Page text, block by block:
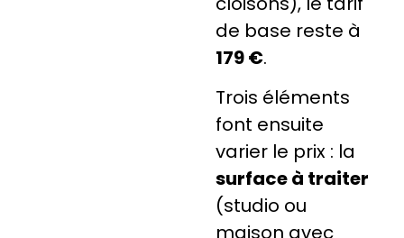
de base reste à
179 €.
Trois éléments
font ensuite
varier le prix : la
surface à traiter
(studio ou
maison avec